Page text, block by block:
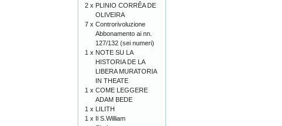
2 x PLINIO CORRÊA DE
OLIVEIRA
7 x Controrivoluzione
Abbonamento ai nn.
127/132 (sei numeri)
1 x NOTE SU LA
HISTORIA DE LA
LIBERA MURATORIA
IN THEATE
1 x COME LEGGERE
ADAM BEDE
1 x LILITH
1 x Il S.William